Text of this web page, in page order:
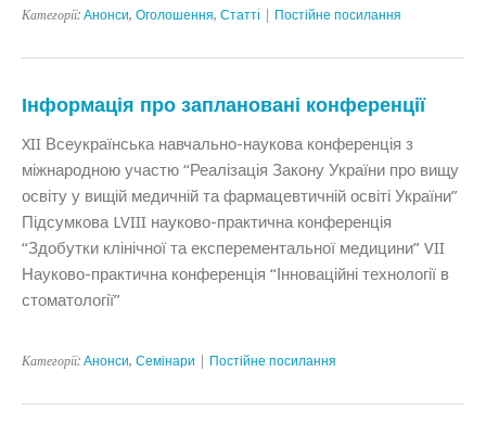
Категорії: Анонси, Оголошення, Статтi Постійне посилання
Інформація про заплановані конференції
XII Всеукраїнська навчально-наукова конференція з
міжнародною участю “Реалізація Закону України про вищу
освіту у вищій медичній та фармацевтичній освіті України”
Підсумкова LVIII науково-практична конференція
“Здобутки клінічної та експерементальної медицини” VII
Науково-практична конференція “Інноваційні технології в
стоматології”
Категорії: Анонси, Семінари Постійне посилання